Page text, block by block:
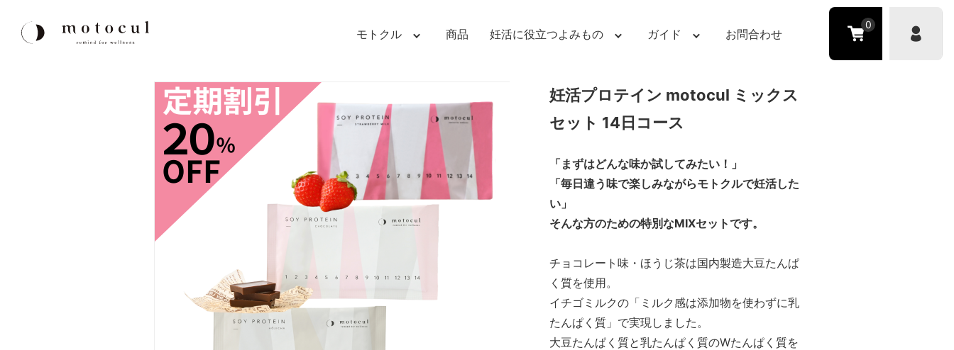
0
モトクル 商品 妊活に役立つよみもの ガイド お問合わせ
妊活プロテイン motocul ミックス
セット 14日コース
「まずはどんな味か試してみたい！」
「毎日違う味で楽しみながらモトクルで妊活した
い」
そんな方のための特別なMIXセットです。
チョコレート味・ほうじ茶は国内製造大豆たんぱ
く質を使用。
イチゴミルクの「ミルク感は添加物を使わずに乳
たんぱく質」で実現しました。
大豆たんぱく質と乳たんぱく質のWたんぱく質を